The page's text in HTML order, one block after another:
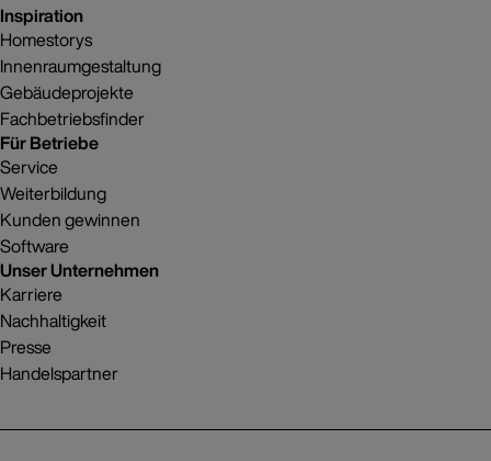
Inspiration
Homestorys
Innenraumgestaltung
Gebäudeprojekte
Fachbetriebsfinder
Für Betriebe
Service
Weiterbildung
Kunden gewinnen
Software
Unser Unternehmen
Karriere
Nachhaltigkeit
Presse
Handelspartner